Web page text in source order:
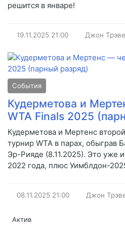
решится в январе!
19.11.2025 21:00 Джон
События
Кудерметова и
WTA Finals 2025
Кудерметова и Мертенс
турнир WTA в парах, обыграв
Эр-Рияде (8.11.2025). Это уже
2022 года, плюс Уимблдон-
08.11.2025 21:00 Джон
Актив